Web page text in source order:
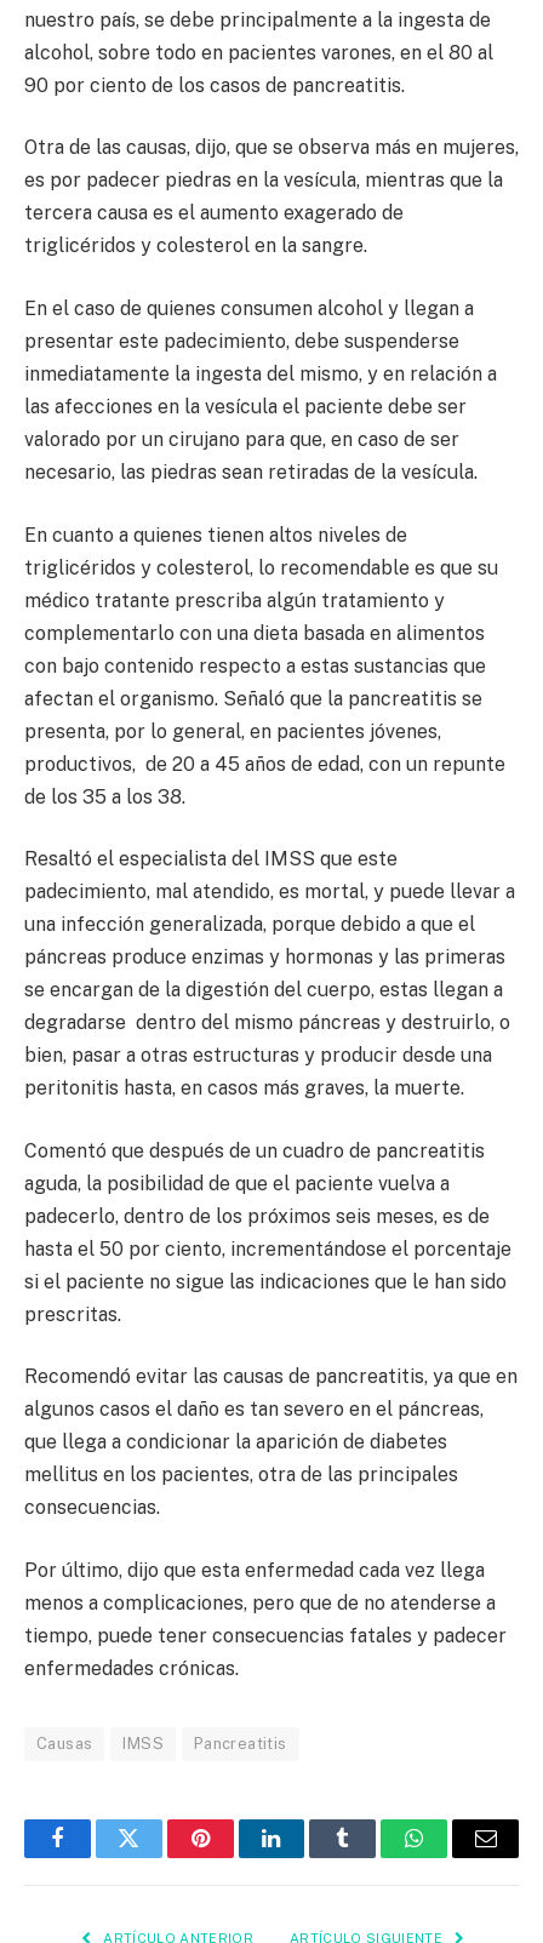
nuestro país, se debe principalmente a la ingesta de
alcohol, sobre todo en pacientes varones, en el 80 al
90 por ciento de los casos de pancreatitis.
Otra de las causas, dijo, que se observa más en mujeres,
es por padecer piedras en la vesícula, mientras que la
tercera causa es el aumento exagerado de
triglicéridos y colesterol en la sangre.
En el caso de quienes consumen alcohol y llegan a
presentar este padecimiento, debe suspenderse
inmediatamente la ingesta del mismo, y en relación a
las afecciones en la vesícula el paciente debe ser
valorado por un cirujano para que, en caso de ser
necesario, las piedras sean retiradas de la vesícula.
En cuanto a quienes tienen altos niveles de
triglicéridos y colesterol, lo recomendable es que su
médico tratante prescriba algún tratamiento y
complementarlo con una dieta basada en alimentos
con bajo contenido respecto a estas sustancias que
afectan el organismo. Señaló que la pancreatitis se
presenta, por lo general, en pacientes jóvenes,
productivos, de 20 a 45 años de edad, con un repunte
de los 35 a los 38.
Resaltó el especialista del IMSS que este
padecimiento, mal atendido, es mortal, y puede llevar a
una infección generalizada, porque debido a que el
páncreas produce enzimas y hormonas y las primeras
se encargan de la digestión del cuerpo, estas llegan a
degradarse dentro del mismo páncreas y destruirlo, o
bien, pasar a otras estructuras y producir desde una
peritonitis hasta, en casos más graves, la muerte.
Comentó que después de un cuadro de pancreatitis
aguda, la posibilidad de que el paciente vuelva a
padecerlo, dentro de los próximos seis meses, es de
hasta el 50 por ciento, incrementándose el porcentaje
si el paciente no sigue las indicaciones que le han sido
prescritas.
Recomendó evitar las causas de pancreatitis, ya que en
algunos casos el daño es tan severo en el páncreas,
que llega a condicionar la aparición de diabetes
mellitus en los pacientes, otra de las principales
consecuencias.
Por último, dijo que esta enfermedad cada vez llega
menos a complicaciones, pero que de no atenderse a
tiempo, puede tener consecuencias fatales y padecer
enfermedades crónicas.
Causas IMSS Pancreatitis
FacebookTwitter PinterestLinkedInTumblr WhatsAppEmail
ARTÍCULO ANTERIOR ARTÍCULO SIGUIENTE